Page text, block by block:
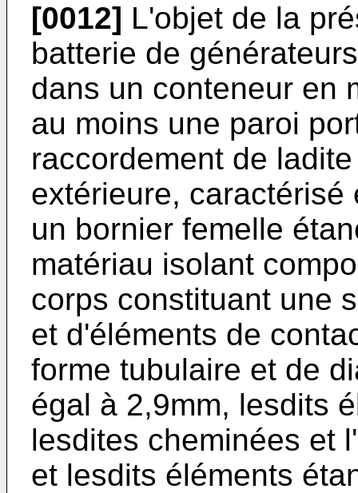
[0012] L'objet de la
batterie de
dans un conteneur en
au moins une paroi
raccordement de
extérieure,
un bornier femelle
matériau isolant
corps constituant une
et d'éléments de
forme tubulaire et de
égal à 2,9mm, lesdits
lesdites cheminées et
et lesdits éléments